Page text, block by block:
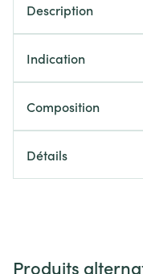
Description
Indication
Composition
Détails
Produits